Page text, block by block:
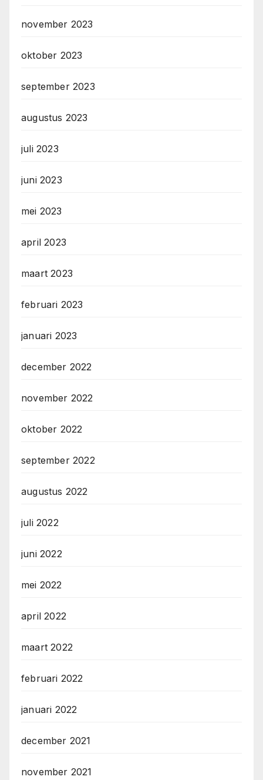
november 2023
oktober 2023
september 2023
augustus 2023
juli 2023
juni 2023
mei 2023
april 2023
maart 2023
februari 2023
januari 2023
december 2022
november 2022
oktober 2022
september 2022
augustus 2022
juli 2022
juni 2022
mei 2022
april 2022
maart 2022
februari 2022
januari 2022
december 2021
november 2021